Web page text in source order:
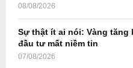
08/08/2026
Sự thật ít ai nói: Vàng tăng
đầu tư mất niềm tin
07/08/2026